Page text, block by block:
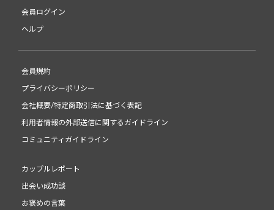
会員ログイン
ヘルプ
会員規約
プライバシーポリシー
会社概要/特定商取引法に基づく表記
利用者情報の外部送信に関するガイドライン
コミュニティガイドライン
カップルレポート
出会い成功談
お褒めの言葉